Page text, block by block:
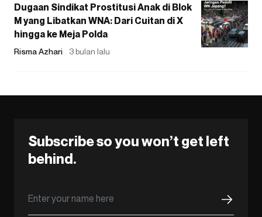
Dugaan Sindikat Prostitusi Anak di Blok
M yang Libatkan WNA: Dari Cuitan di X
hingga ke Meja Polda
Risma Azhari 3 bulan lalu
Subscribe so you won’t get left
behind.